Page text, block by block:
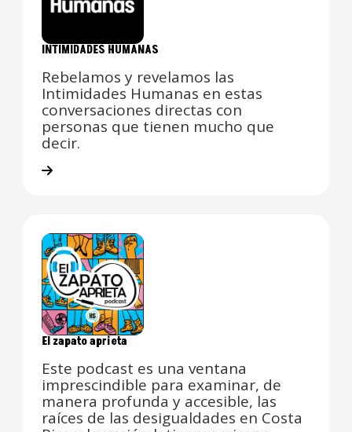
INTIMIDADES HUMANAS
Rebelamos y revelamos las
Intimidades Humanas en estas
conversaciones directas con
personas que tienen mucho que
decir.
El zapato aprieta
Este podcast es una ventana
imprescindible para examinar, de
manera profunda y accesible, las
raíces de las desigualdades en Costa